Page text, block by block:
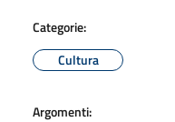
Categorie:
Cultura
Argomenti: